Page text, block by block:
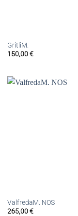
GritliM.
150,00€
ValfredaM. NOS
265,00€